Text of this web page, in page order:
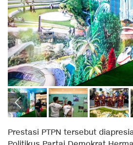
Prestasi PTPN tersebut